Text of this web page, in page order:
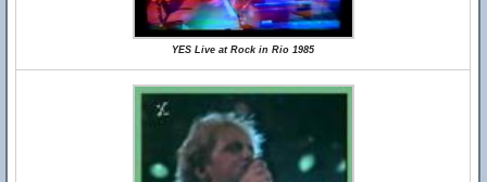
YES Live at Rock in Rio 1985